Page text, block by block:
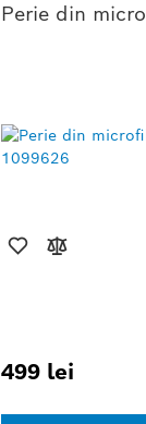
Perie din
499 lei